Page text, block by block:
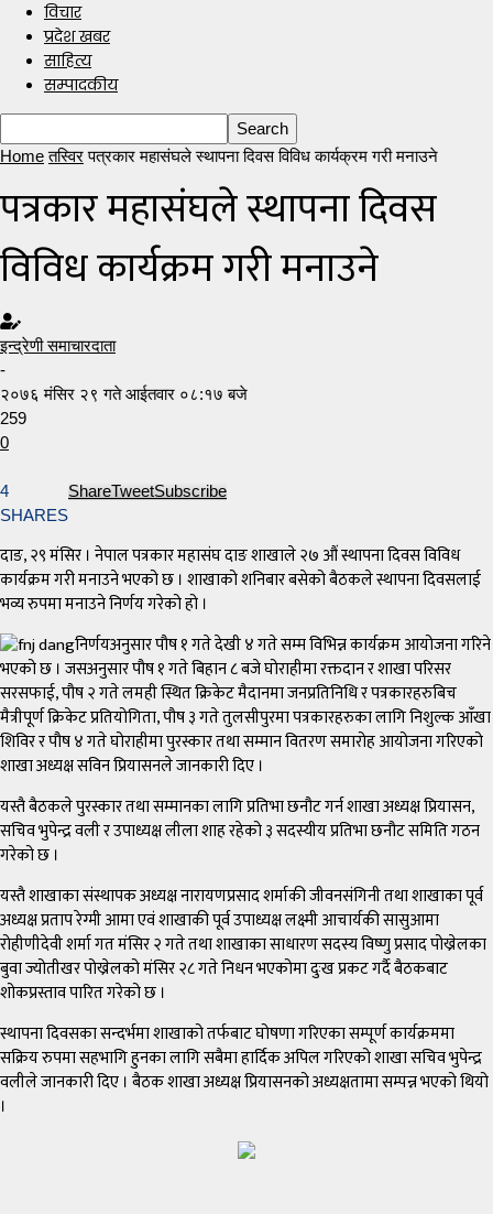
विचार
प्रदेश खबर
साहित्य
सम्पादकीय
Home तस्विर पत्रकार महासंघले स्थापना दिवस विविध कार्यक्रम गरी मनाउने
पत्रकार महासंघले स्थापना दिवस
विविध कार्यक्रम गरी मनाउने
इन्द्रेणी समाचारदाता
-
२०७६ मंसिर २९ गते आईतवार ०८:१७ बजे
259
0
4
SHARES
ShareTweetSubscribe
दाङ, २९ मंसिर । नेपाल पत्रकार महासंघ दाङ शाखाले २७ औं स्थापना दिवस विविध
कार्यक्रम गरी मनाउने भएको छ । शाखाको शनिबार बसेको बैठकले स्थापना दिवसलाई
भव्य रुपमा मनाउने निर्णय गरेको हो ।
निर्णयअनुसार पौष १ गते देखी ४ गते सम्म विभिन्न कार्यक्रम आयोजना गरिने
भएको छ । जसअनुसार पौष १ गते बिहान ८ बजे घोराहीमा रक्तदान र शाखा परिसर
सरसफाई, पौष २ गते लमही स्थित क्रिकेट मैदानमा जनप्रतिनिधि र पत्रकारहरुबिच
मैत्रीपूर्ण क्रिकेट प्रतियोगिता, पौष ३ गते तुलसीपुरमा पत्रकारहरुका लागि निशुल्क आँखा
शिविर र पौष ४ गते घोराहीमा पुरस्कार तथा सम्मान वितरण समारोह आयोजना गरिएको
शाखा अध्यक्ष सविन प्रियासनले जानकारी दिए ।
यस्तै बैठकले पुरस्कार तथा सम्मानका लागि प्रतिभा छनौट गर्न शाखा अध्यक्ष प्रियासन,
सचिव भुपेन्द्र वली र उपाध्यक्ष लीला शाह रहेको ३ सदस्यीय प्रतिभा छनौट समिति गठन
गरेको छ ।
यस्तै शाखाका संस्थापक अध्यक्ष नारायणप्रसाद शर्माकी जीवनसंगिनी तथा शाखाका पूर्व
अध्यक्ष प्रताप रेग्मी आमा एवं शाखाकी पूर्व उपाध्यक्ष लक्ष्मी आचार्यकी सासुआमा
रोहीणीदेवी शर्मा गत मंसिर २ गते तथा शाखाका साधारण सदस्य विष्णु प्रसाद पोख्रेलका
बुवा ज्योतीखर पोख्रेलको मंसिर २८ गते निधन भएकोमा दुःख प्रकट गर्दै बैठकबाट
शोकप्रस्ताव पारित गरेको छ ।
स्थापना दिवसका सन्दर्भमा शाखाको तर्फबाट घोषणा गरिएका सम्पूर्ण कार्यक्रममा
सक्रिय रुपमा सहभागि हुनका लागि सबैमा हार्दिक अपिल गरिएको शाखा सचिव भुपेन्द्र
वलीले जानकारी दिए । बैठक शाखा अध्यक्ष प्रियासनको अध्यक्षतामा सम्पन्न भएको थियो
।